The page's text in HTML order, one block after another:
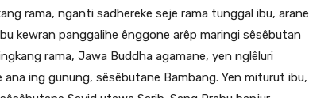
rama, nganti sadhereke seje rama tunggal ibu, arane
kewran panggalihe ênggone arêp maringi sêsêbutan
rama, Jawa Buddha agamane, yen nglêluri
ing gunung, sêsêbutane Bambang. Yen miturut ibu,